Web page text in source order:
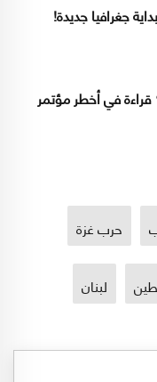
جغرافيا جديدة!
في أخطر مؤتمر
حرب غزة
لبنان